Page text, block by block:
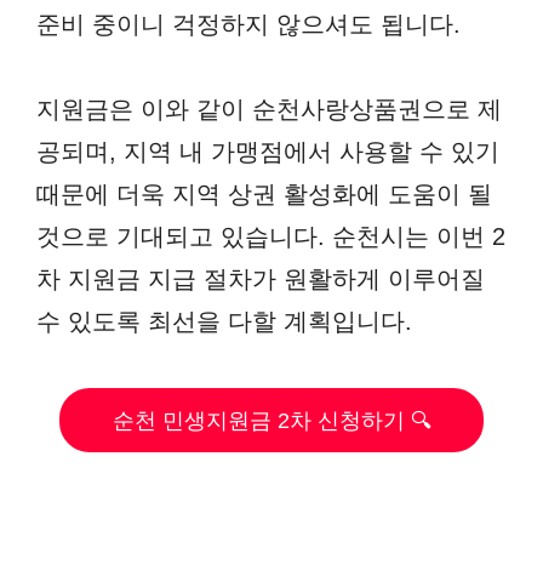
준비 중이니 걱정하지 않으셔도 됩니다.
지원금은 이와 같이 순천사랑상품권으로 제
공되며, 지역 내 가맹점에서 사용할 수 있기
때문에 더욱 지역 상권 활성화에 도움이 될
것으로 기대되고 있습니다. 순천시는 이번 2
차 지원금 지급 절차가 원활하게 이루어질
수 있도록 최선을 다할 계획입니다.
순천 민생지원금 2차 신청하기 🔍